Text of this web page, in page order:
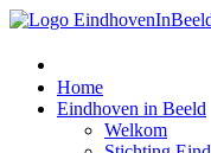
Home
Eindhoven in Beeld
Welkom